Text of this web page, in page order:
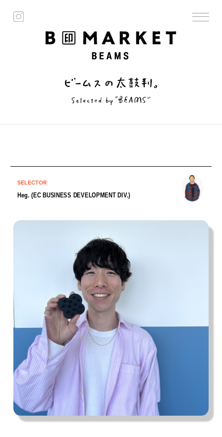
SELECTOR
Heg. (EC BUSINESS DEVELOPMENT DIV.)
私の偏愛話、聞いていってくれませんか？
B印的太鼓判マップ